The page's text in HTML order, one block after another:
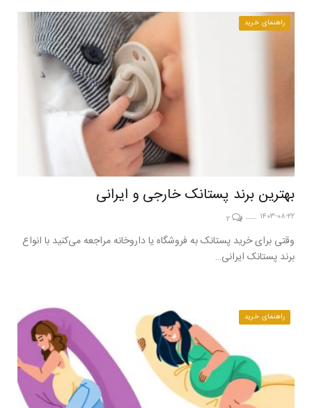
راهنمای خرید
بهترین برند پستانک خارجی و ایرانی
۱۴۰۳-۰۸-۲۲
وقتی برای خرید پستانک به فروشگاه یا داروخانه مراجعه می‌کنید با انواع
برند پستانک ایرانی…
راهنمای خرید